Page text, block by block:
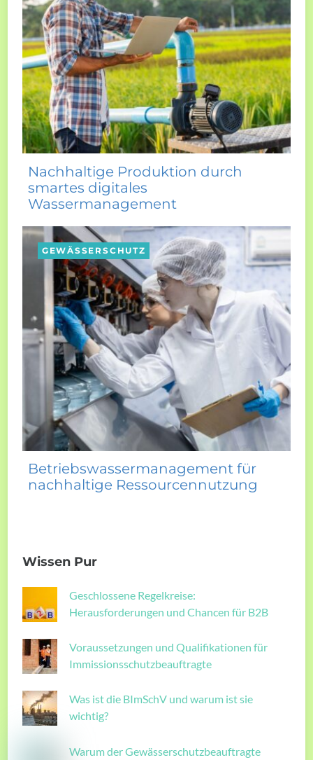
Nachhaltige Produktion durch
smartes digitales
Wassermanagement
GEWÄSSERSCHUTZ
Betriebswassermanagement für
nachhaltige Ressourcennutzung
Wissen Pur
Geschlossene Regelkreise:
Herausforderungen und Chancen für B2B
Voraussetzungen und Qualifikationen für
Immissionsschutzbeauftragte
Was ist die BImSchV und warum ist sie
wichtig?
Warum der Gewässerschutzbeauftragte